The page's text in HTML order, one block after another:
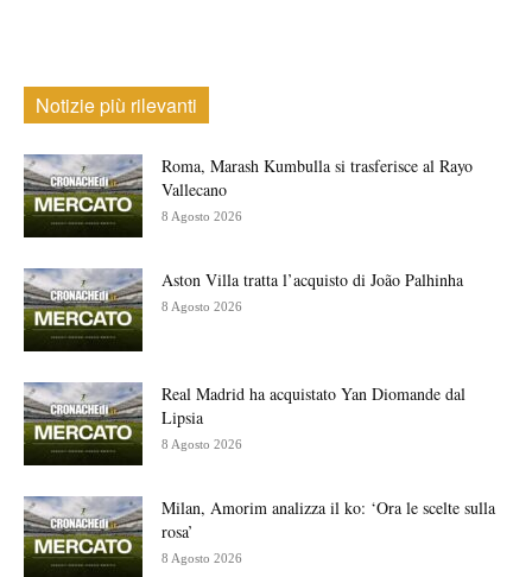
Notizie più rilevanti
Roma, Marash Kumbulla si trasferisce al Rayo
Vallecano
8 Agosto 2026
Aston Villa tratta l’acquisto di João Palhinha
8 Agosto 2026
Real Madrid ha acquistato Yan Diomande dal
Lipsia
8 Agosto 2026
Milan, Amorim analizza il ko: ‘Ora le scelte sulla
rosa’
8 Agosto 2026